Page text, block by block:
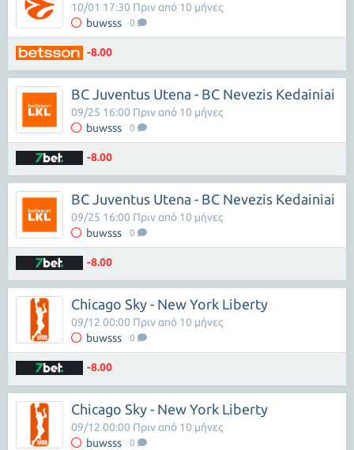
buwsss 0
10/01 17:30 Πριν από 10 μήνες
-8.00
BC Juventus Utena - BC Nevezis Kedainiai
buwsss 0
09/25 16:00 Πριν από 10 μήνες
-8.00
BC Juventus Utena - BC Nevezis Kedainiai
buwsss 0
09/25 16:00 Πριν από 10 μήνες
-8.00
Chicago Sky - New York Liberty
buwsss 0
09/12 00:00 Πριν από 10 μήνες
-8.00
Chicago Sky - New York Liberty
buwsss 0
09/12 00:00 Πριν από 10 μήνες